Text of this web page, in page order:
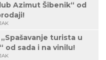
Azimut Šibenik“ od
turista u
od sada i na vinilu!